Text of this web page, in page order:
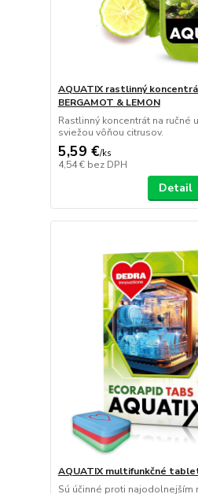
AQUATIX rastlinný
BERGAMOT & LEMON
Rastlinný koncentrát na ručné
sviežou vôňou citrusov.
5,59 €/ks
4,54 € bez DPH
Detail
AQUATIX multifunkčné
Sú účinné proti najodolnejším